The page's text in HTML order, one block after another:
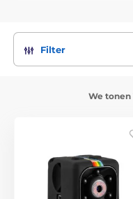
Filter
We tonen